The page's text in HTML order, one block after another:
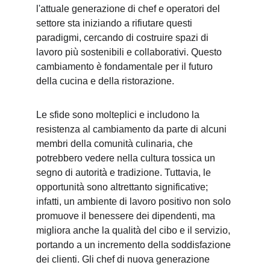
l'attuale generazione di chef e operatori del
settore sta iniziando a rifiutare questi
paradigmi, cercando di costruire spazi di
lavoro più sostenibili e collaborativi. Questo
cambiamento è fondamentale per il futuro
della cucina e della ristorazione.
Le sfide sono molteplici e includono la
resistenza al cambiamento da parte di alcuni
membri della comunità culinaria, che
potrebbero vedere nella cultura tossica un
segno di autorità e tradizione. Tuttavia, le
opportunità sono altrettanto significative;
infatti, un ambiente di lavoro positivo non solo
promuove il benessere dei dipendenti, ma
migliora anche la qualità del cibo e il servizio,
portando a un incremento della soddisfazione
dei clienti. Gli chef di nuova generazione